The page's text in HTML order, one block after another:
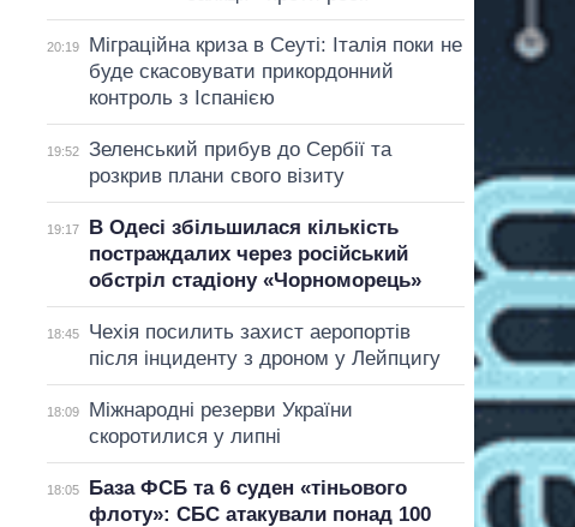
20:19
Міграційна криза в Сеуті: Італія поки не
буде скасовувати прикордонний
контроль з Іспанією
19:52
Зеленський прибув до Сербії та
розкрив плани свого візиту
19:17
В Одесі збільшилася кількість
постраждалих через російський
обстріл стадіону «Чорноморець»
18:45
Чехія посилить захист аеропортів
після інциденту з дроном у Лейпцигу
18:09
Міжнародні резерви України
скоротилися у липні
18:05
База ФСБ та 6 суден «тіньового
флоту»: СБС атакували понад 100